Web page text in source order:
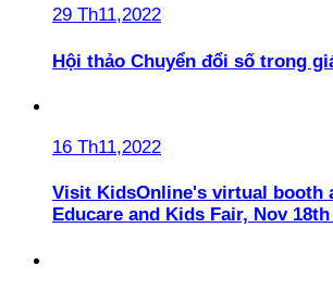
29 Th11,2022
Hội thảo Chuyển đổi số trong
16 Th11,2022
Visit KidsOnline's virtual booth
Educare and Kids Fair, Nov 18th